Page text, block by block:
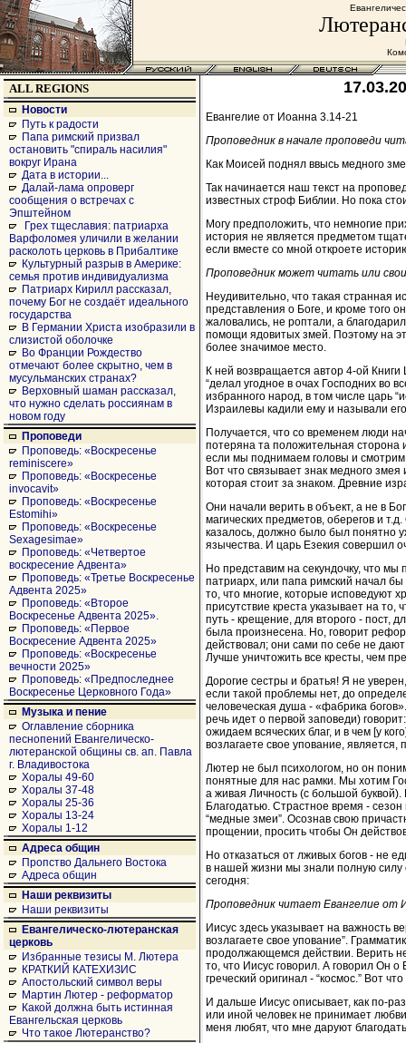
ALL REGIONS
Новости
Путь к радости
Папа римский призвал
остановить "спираль насилия"
вокруг Ирана
Дата в истории...
Далай-лама опроверг
сообщения о встречах с
Эпштейном
Грех тщеславия: патриарха
Варфоломея уличили в желании
расколоть церковь в Прибалтике
Культурный разрыв в Америке:
семья против индивидуализма
Патриарх Кирилл рассказал,
почему Бог не создаёт идеального
государства
В Германии Христа изобразили в
слизистой оболочке
Во Франции Рождество
отмечают более скрытно, чем в
мусульманских странах?
Верховный шаман рассказал,
что нужно сделать россиянам в
новом году
Проповеди
Проповедь: «Воскресенье
reminiscere»
Проповедь: «Воскресенье
invocavit»
Проповедь: «Воскресенье
Estomihi»
Проповедь: «Воскресенье
Sexagesimae»
Проповедь: «Четвертое
воскресение Адвента»
Проповедь: «Третье Воскресенье
Адвента 2025»
Проповедь: «Второе
Воскресенье Адвента 2025».
Проповедь: «Первое
Воскресение Адвента 2025»
Проповедь: «Воскресенье
вечности 2025»
Проповедь: «Предпоследнее
Воскресенье Церковного Года»
Музыка и пение
Оглавление сборника
песнопений Евангелическо-
лютеранской общины св. ап. Павла
г. Владивостока
Хоралы 49-60
Хоралы 37-48
Хоралы 25-36
Хоралы 13-24
Хоралы 1-12
Адреса общин
Пропство Дальнего Востока
Адреса общин
Наши реквизиты
Наши реквизиты
Евангелическо-лютеранская
церковь
Избранные тезисы М. Лютера
КРАТКИЙ КАТЕХИЗИС
Апостольский символ веры
Мартин Лютер - реформатор
Какой должна быть истинная
Евангельская церковь
Что такое Лютеранство?
Евангелие от Иоанна 3.14-21
Проповедник в начале проповеди
Как Моисей поднял ввысь медного
Так начинается наш текст на
известных строф Библии. Но пока
Могу предположить, что немногие
история не является предметом
если вместе со мной откроете
Проповедник может читать или
Неудивительно, что такая странная
представления о Боге, и кроме того
жаловались, не роптали, а
помощи ядовитых змей. Поэтому на
более значимое место.
К ней возвращается автор 4-ой
“делал угодное в очах Господних во
избранного народ, в том числе царь
Израилевы кадили ему и называли
Получается, что со временем люди
потеряна та положительная сторона
если мы поднимаем головы и
Вот что связывает знак медного
которая стоит за знаком. Древние
Они начали верить в объект, а не в
магических предметов, оберегов и
казалось, должно было был понятно
язычества. И царь Езекия совершил
Но представим на секундочку, что
патриарх, или папа римский начал
то, что многие, которые исповедуют
присутствие креста указывает на
путь - крещение, для второго - пост,
была произнесена. Но, говорит
действовал; они сами по себе не
Лучше уничтожить все кресты, чем
Дорогие сестры и братья! Я не
если такой проблемы нет, до
человеческая душа - «фабрика
речь идет о первой заповеди)
ожидаем всяческих благ, и в чем [у
возлагаете свое упование, является,
Лютер не был психологом, но он
понятные для нас рамки. Мы хотим
а живая Личность (с большой
Благодатью. Страстное время -
“медные змеи”. Осознав свою
прощении, просить чтобы Он
Но отказаться от лживых богов - не
в нашей жизни мы знали полную силу
сегодня:
Проповедник читает Евангелие от
Иисус здесь указывает на важность
возлагаете свое упование”.
продолжающемся действии. Верить
то, что Иисус говорил. А говорил Он
греческий оригинал - “космос.” Вот
И дальше Иисус описывает, как по-
или иной человек не принимает
меня любят, что мне даруют